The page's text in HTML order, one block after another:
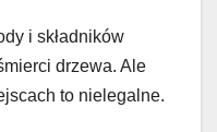
i składników
drzewa. Ale
to nielegalne.